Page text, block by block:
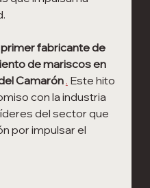
primer fabricante de
de mariscos en
Camarón . Este hito
con la industria
del sector que
por impulsar el